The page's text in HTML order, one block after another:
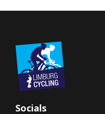
Socials